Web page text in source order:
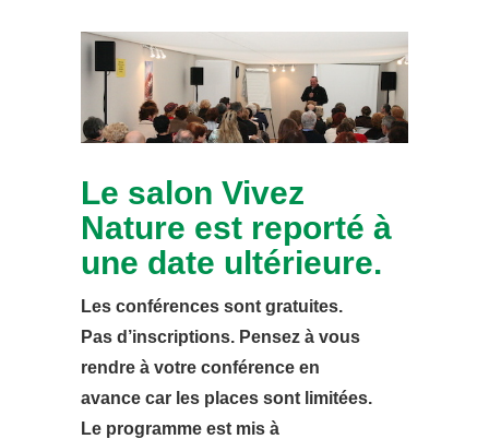
Le salon Vivez
Nature est reporté à
une date ultérieure.
Les conférences sont gratuites.
Pas d’inscriptions. Pensez à vous
rendre à votre conférence en
avance car les places sont limitées.
Le programme est mis à